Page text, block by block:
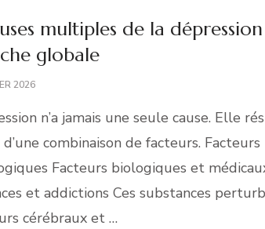
multiples de la
globale
2026
n’a jamais une seule cause. Elle
combinaison de facteurs. Facteurs
Facteurs biologiques et
et addictions Ces substances
cérébraux et …